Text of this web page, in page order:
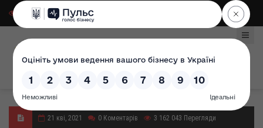
Для слабозорих|
21 кві, 2021 0 Коментарів 3 162 043 Перегляди